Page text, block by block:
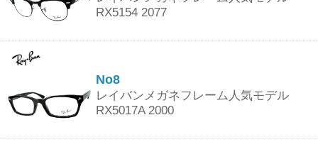
RX5154 2077
No8
レイバンメガネフレーム人気モデル
RX5017A 2000